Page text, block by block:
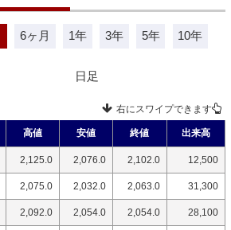
6ヶ月 1年 3年 5年 10年
日足
右にスワイプできます
高値 安値 終値 出来高
2,125.0 2,076.0 2,102.0 12,500
2,075.0 2,032.0 2,063.0 31,300
2,092.0 2,054.0 2,054.0 28,100